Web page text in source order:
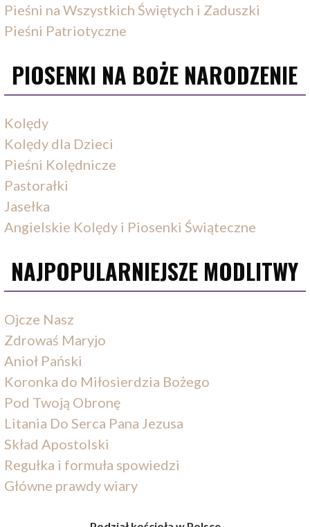
Pieśni na Wszystkich Świętych i Zaduszki
Pieśni Patriotyczne
PIOSENKI NA BOŻE NARODZENIE
Kolędy
Kolędy dla Dzieci
Pieśni Kolędnicze
Pastorałki
Jasełka
Angielskie Kolędy i Piosenki Świąteczne
NAJPOPULARNIEJSZE MODLITWY
Ojcze Nasz
Zdrowaś Maryjo
Anioł Pański
Koronka do Miłosierdzia Bożego
Pod Twoją Obronę
Litania Do Serca Pana Jezusa
Skład Apostolski
Regułka i formuła spowiedzi
Główne prawdy wiary